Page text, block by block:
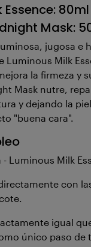
80ml
Mask:
jugosa e
Luminous Milk
la firmeza y
Mask nutre,
y dejando la
"buena cara".
Luminous Milk
con
igual
único paso de